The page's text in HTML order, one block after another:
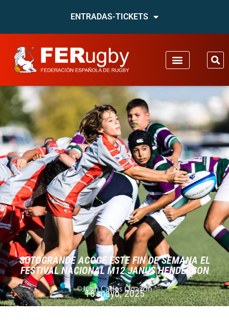
ENTRADAS-TICKETS
SOTOGRANDE ACOGE ESTE FIN DE SEMANA EL
FESTIVAL NACIONAL M12 JANUS HENDERSON
16 mayo, 2025